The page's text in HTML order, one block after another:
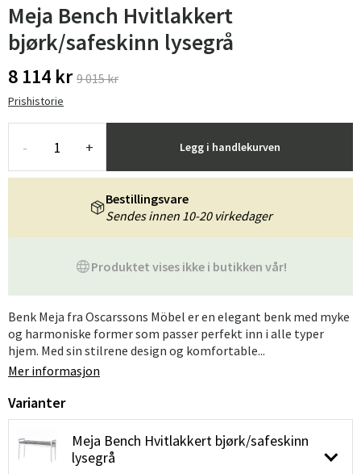
Meja Bench Hvitlakkert
bjørk/safeskinn lysegrå
8 114 kr 9 015 kr
Prishistorie
- + Legg i handlekurven
Produktet vises ikke i butikken vår!
Bestillingsvare
Sendes innen 10-20 virkedager
Benk Meja fra Oscarssons Möbel er en elegant benk med myke
og harmoniske former som passer perfekt inn i alle typer
hjem. Med sin stilrene design og komfortable...
Mer informasjon
Varianter
Meja Bench Hvitlakkert bjørk/safeskinn
lysegrå